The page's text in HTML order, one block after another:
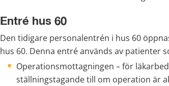
Entré hus 60
Den tidigare personalentrén i hus 60
hus 60. Denna entré används av patienter
Operationsmottagningen – för
ställningstagande till om operation är